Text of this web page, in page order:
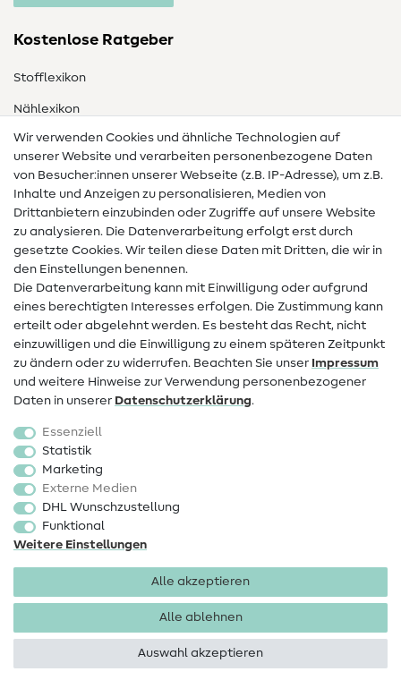
Kostenlose Ratgeber
Stofflexikon
Nählexikon
Nähanleitungen
Hilfe & Kontakt
Kontakt
Infos zum Betreiberwechsel
FAQ
Widerrufsrecht
Beliebt
Stoffe
Sale
Schnittmuster
Wir verwenden Cookies und ähnliche Technologien auf
unserer Website und verarbeiten personenbezogene Daten
von Besucher:innen unserer Webseite (z.B. IP-Adresse), um z.B.
Inhalte und Anzeigen zu personalisieren, Medien von
Drittanbietern einzubinden oder Zugriffe auf unsere Website
zu analysieren. Die Datenverarbeitung erfolgt erst durch
gesetzte Cookies. Wir teilen diese Daten mit Dritten, die wir in
den Einstellungen benennen.
Die Datenverarbeitung kann mit Einwilligung oder aufgrund
eines berechtigten Interesses erfolgen. Die Zustimmung kann
erteilt oder abgelehnt werden. Es besteht das Recht, nicht
einzuwilligen und die Einwilligung zu einem späteren Zeitpunkt
zu ändern oder zu widerrufen. Beachten Sie unser Impressum
und weitere Hinweise zur Verwendung personenbezogener
Daten in unserer Daten­schutz­erklärung.
Essenziell
Statistik
Marketing
Externe Medien
DHL Wunschzustellung
Funktional
Weitere Einstellungen
Alle akzeptieren
Alle ablehnen
Auswahl akzeptieren
Impressum Datenschutz
AGB
Copyright 2026 SewIY GmbH